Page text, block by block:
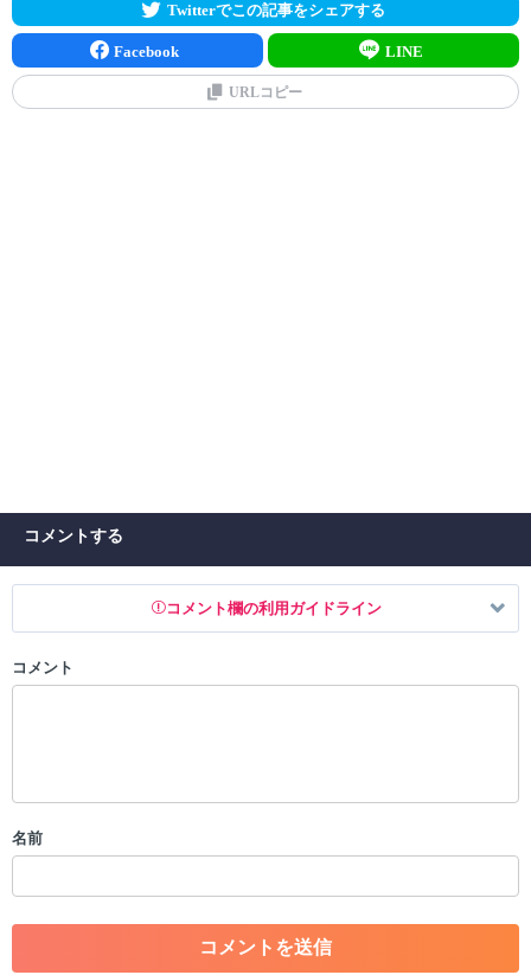
Twitterでこの記事をシェアする
Facebook LINE
URLコピー
コメントする
コメント欄の利用ガイドライン
以下の書き込みを禁止とし、場合によってはコメント削除や書き込み制
・一度削除された投稿を再び投稿すること
・アカウントの売買など金銭が絡む内容の投稿
・各ゲームのネタバレを含む内容の投稿
・その他、管理者が不適切と判断した投稿
コメント
名前